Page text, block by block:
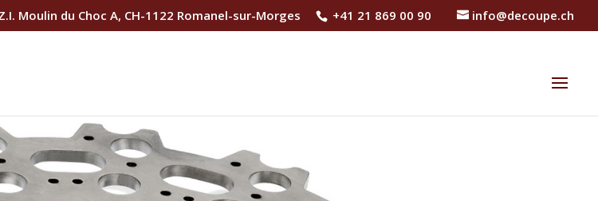
Moulin du Choc A, CH-1122 Romanel-sur-Morges +41 21 869 00 90 info@decoupe.ch